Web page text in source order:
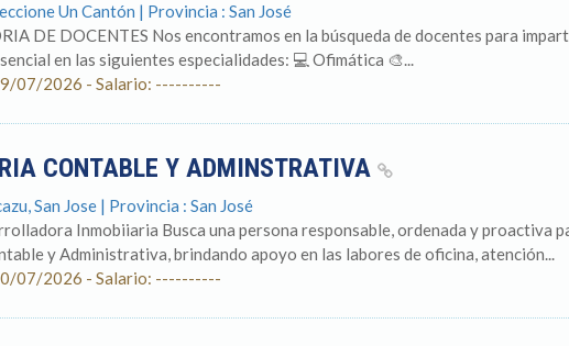
Un Cantón | Provincia : San José
DE DOCENTES Nos encontramos en la búsqueda de docentes para
en las siguientes especialidades: 💻 Ofimática 🎨...
07/2026 - Salario: ----------
CONTABLE Y ADMINSTRATIVA
San Jose | Provincia : San José
Inmobiiaria Busca una persona responsable, ordenada y proactiva
y Administrativa, brindando apoyo en las labores de oficina, atención...
07/2026 - Salario: ----------